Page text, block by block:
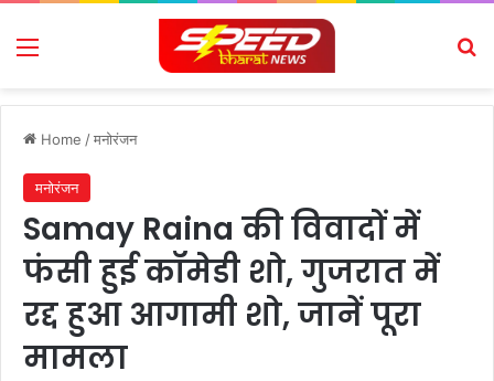
Menu
Home /मनोरंजन
मनोरंजन
Samay Raina की विवादों में
फंसी हुई कॉमेडी शो, गुजरात में
रद्द हुआ आगामी शो, जानें पूरा
मामला